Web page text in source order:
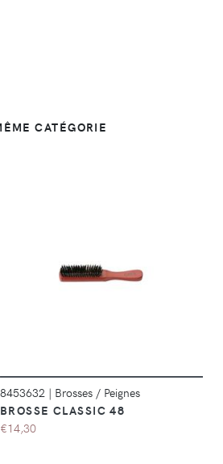
CATÉGORIE
DÉTAILS
8453632 | Brosses / Peignes
BROSSE CLASSIC 48
€14,30